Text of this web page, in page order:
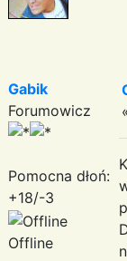
Gabik
Forumowicz
Pomocna dłoń:
+18/-3
Offline